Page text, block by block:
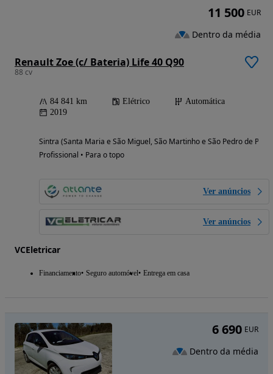
Renault Zoe (c/ Bateria) Life 40 Q90
88 cv
84 841 km Elétrico
Automática
2019
Sintra (Santa Maria e São Miguel, São Martinho e São Pedro de
Profissional • Para o topo
Ver anúncios
Ver anúncios
VCEletricar
Financiamento Seguro automóvel Entrega em casa
11 500 EUR
Dentro da média
6 690 EUR
Dentro da média